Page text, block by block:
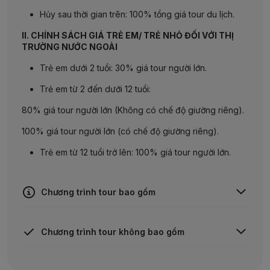
Hủy sau thời gian trên: 100% tổng giá tour du lịch.
II. CHÍNH SÁCH GIÁ TRẺ EM/ TRẺ NHỎ ĐỐI VỚI THỊ
TRƯỜNG NƯỚC NGOÀI
Trẻ em dưới 2 tuổi: 30% giá tour người lớn.
Trẻ em từ 2 đến dưới 12 tuổi:
80% giá tour người lớn (Không có chế độ giường riêng).
100% giá tour người lớn (có chế độ giường riêng).
Trẻ em từ 12 tuổi trở lên: 100% giá tour người lớn.
Chương trình tour bao gồm
KANSAI // NARITA – TP. HCM.
Chương trình tour không bao gồm